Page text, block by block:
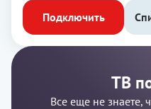
Подключить
ТВ
Все еще не знаете,